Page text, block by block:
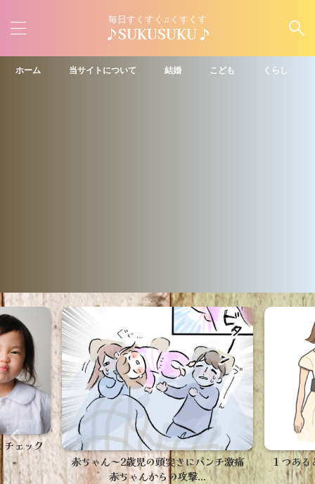
毎日すくすく♫くすくす
♪SUKUSUKU♪
ホーム 当サイトについて 結婚 こども くらし
チ激痛
１つあると便利！楽天人気の高いヒップ
シートだけを紹介！
【病
ト